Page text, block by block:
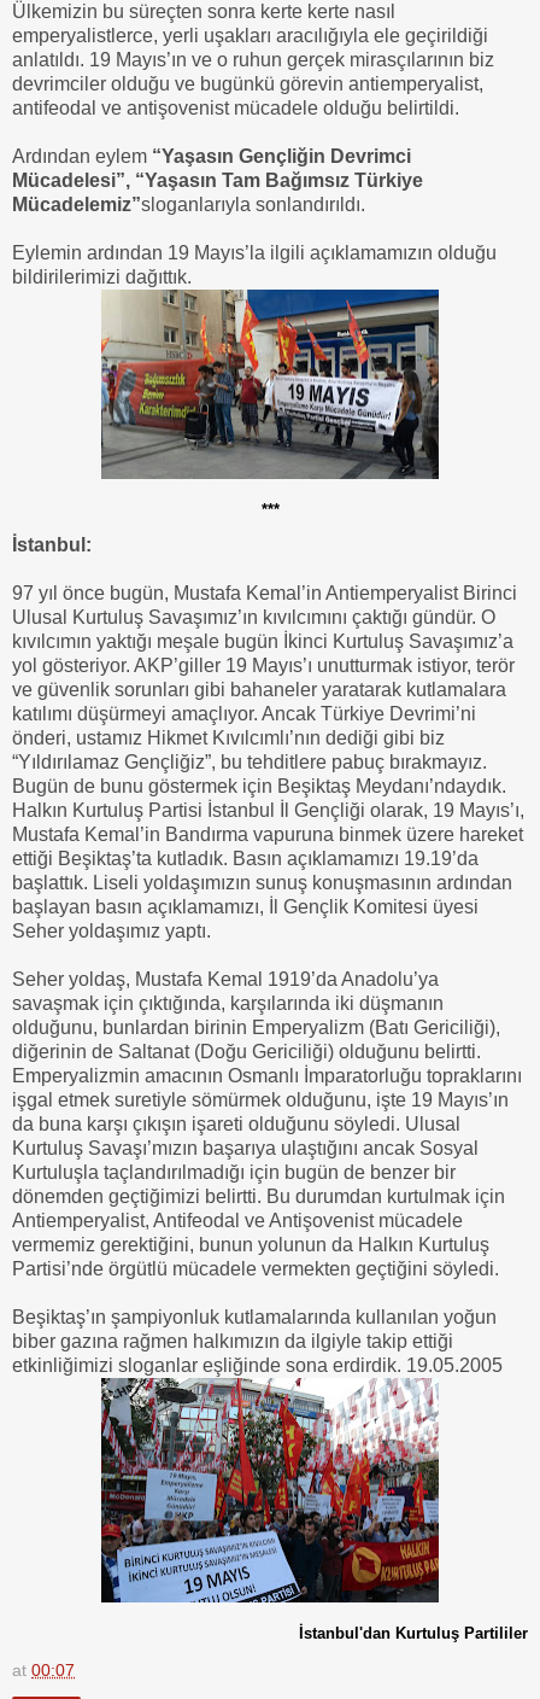
Ülkemizin bu süreçten sonra kerte kerte nasıl
emperyalistlerce, yerli uşakları aracılığıyla ele geçirildiği
anlatıldı. 19 Mayıs’ın ve o ruhun gerçek mirasçılarının biz
devrimciler olduğu ve bugünkü görevin antiemperyalist,
antifeodal ve antişovenist mücadele olduğu belirtildi.
Ardından eylem “Yaşasın Gençliğin Devrimci
Mücadelesi”, “Yaşasın Tam Bağımsız Türkiye
Mücadelemiz”sloganlarıyla sonlandırıldı.
Eylemin ardından 19 Mayıs’la ilgili açıklamamızın olduğu
bildirilerimizi dağıttık.
***
İstanbul:
97 yıl önce bugün, Mustafa Kemal’in Antiemperyalist Birinci
Ulusal Kurtuluş Savaşımız’ın kıvılcımını çaktığı gündür. O
kıvılcımın yaktığı meşale bugün İkinci Kurtuluş Savaşımız’a
yol gösteriyor. AKP’giller 19 Mayıs’ı unutturmak istiyor, terör
ve güvenlik sorunları gibi bahaneler yaratarak kutlamalara
katılımı düşürmeyi amaçlıyor. Ancak Türkiye Devrimi’ni
önderi, ustamız Hikmet Kıvılcımlı’nın dediği gibi biz
“Yıldırılamaz Gençliğiz”, bu tehditlere pabuç bırakmayız.
Bugün de bunu göstermek için Beşiktaş Meydanı’ndaydık.
Halkın Kurtuluş Partisi İstanbul İl Gençliği olarak, 19 Mayıs’ı,
Mustafa Kemal’in Bandırma vapuruna binmek üzere hareket
ettiği Beşiktaş’ta kutladık. Basın açıklamamızı 19.19’da
başlattık. Liseli yoldaşımızın sunuş konuşmasının ardından
başlayan basın açıklamamızı, İl Gençlik Komitesi üyesi
Seher yoldaşımız yaptı.
Seher yoldaş, Mustafa Kemal 1919’da Anadolu’ya
savaşmak için çıktığında, karşılarında iki düşmanın
olduğunu, bunlardan birinin Emperyalizm (Batı Gericiliği),
diğerinin de Saltanat (Doğu Gericiliği) olduğunu belirtti.
Emperyalizmin amacının Osmanlı İmparatorluğu topraklarını
işgal etmek suretiyle sömürmek olduğunu, işte 19 Mayıs’ın
da buna karşı çıkışın işareti olduğunu söyledi. Ulusal
Kurtuluş Savaşı’mızın başarıya ulaştığını ancak Sosyal
Kurtuluşla taçlandırılmadığı için bugün de benzer bir
dönemden geçtiğimizi belirtti. Bu durumdan kurtulmak için
Antiemperyalist, Antifeodal ve Antişovenist mücadele
vermemiz gerektiğini, bunun yolunun da Halkın Kurtuluş
Partisi’nde örgütlü mücadele vermekten geçtiğini söyledi.
Beşiktaş’ın şampiyonluk kutlamalarında kullanılan yoğun
biber gazına rağmen halkımızın da ilgiyle takip ettiği
etkinliğimizi sloganlar eşliğinde sona erdirdik. 19.05.2005
İstanbul'dan Kurtuluş Partililer
at 00:07